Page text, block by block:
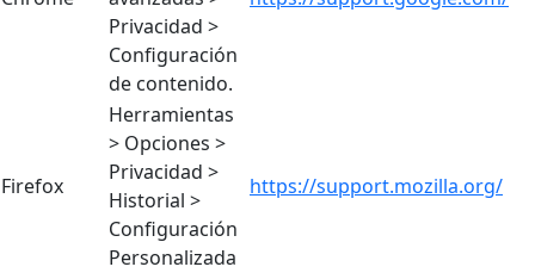
Privacidad >
Configuración
de contenido.
Firefox
Herramientas
> Opciones >
Privacidad >
Historial >
Configuración
Personalizada
https://support.mozilla.org/